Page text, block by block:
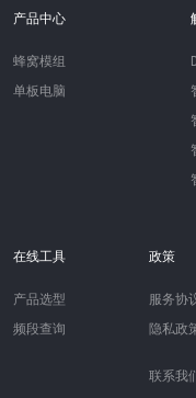
产品中心
蜂窝模组
单板电脑
在线工具
产品选型
频段查询
政策
服务协
隐私政
联系我